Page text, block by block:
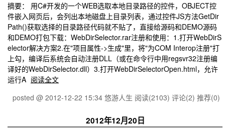
摘要： 用C#开发的一个WEB选取本地目录路径的控件，OBJECT控
件嵌入网页后，会列出本地磁盘上目录列表，通过控件JS方法GetDir
Path()获取选择的目录路径代码就不贴了，直接给源码和DEMO源码
和DEMO打包下载：WebDirSelector.rar注册和使用：1.打开WebDirS
elector解决方案2.在"项目属性->生成"里，将"为COM Interop注册"打
上勾，编译后系统会自动注册DLL（或在命令行中用regsvr32注册编
译好的WebDirSelector.dll）3.打开WebDirSelectorOpen.html，允许
运行A 阅读全文
posted @ 2012-12-22 15:34 悠游人生 阅读(2103) 评论(2) 推荐(0)
2012年12月20日